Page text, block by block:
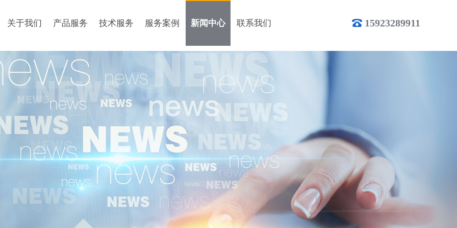
关于我们 产品服务 技术服务 服务案例 新闻中心 联系我们 15923289911